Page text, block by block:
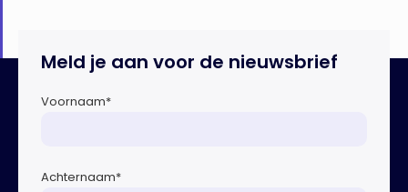
Meld je aan voor de nieuwsbrief
Voornaam*
Achternaam*